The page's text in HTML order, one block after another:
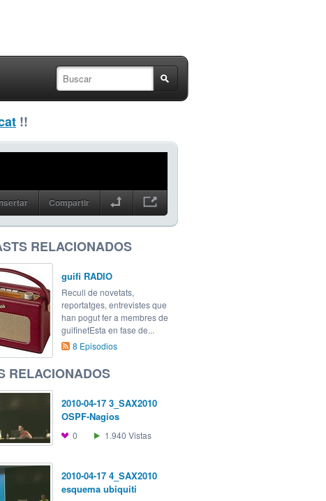
!!
Compartir
RELACIONADOS
guifi RADIO
Recull de novetats,
reportatges, entrevistes que
han pogut fer a membres de
guifinetEsta en fase de...
8 Episodios
RELACIONADOS
2010-04-17 3_SAX2010
OSPF-Nagios
0 1.940 Vistas
2010-04-17 4_SAX2010
esquema ubiquiti